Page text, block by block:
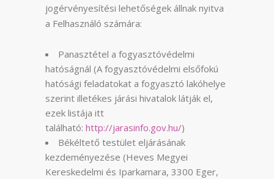
jogérvényesítési lehetőségek állnak nyitva
a Felhasználó számára:
Panasztétel a fogyasztóvédelmi
hatóságnál (A fogyasztóvédelmi elsőfokú
hatósági feladatokat a fogyasztó lakóhelye
szerint illetékes járási hivatalok látják el,
ezek listája itt
található: http://jarasinfo.gov.hu/)
Békéltető testület eljárásának
kezdeményezése (Heves Megyei
Kereskedelmi és Iparkamara, 3300 Eger,